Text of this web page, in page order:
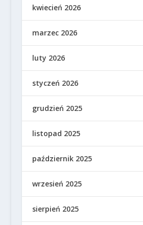
kwiecień 2026
marzec 2026
luty 2026
styczeń 2026
grudzień 2025
listopad 2025
październik 2025
wrzesień 2025
sierpień 2025